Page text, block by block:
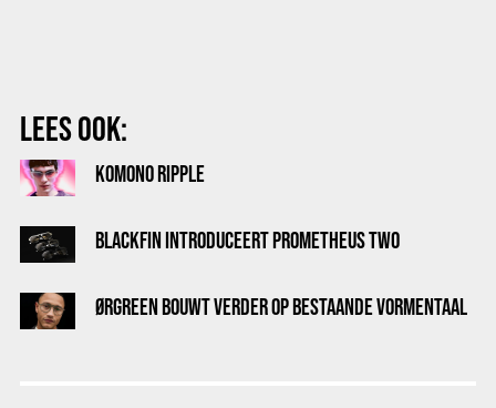
LEES OOK:
KOMONO RIPPLE
BLACKFIN INTRODUCEERT PROMETHEUS TWO
ØRGREEN BOUWT VERDER OP BESTAANDE VORMENTAAL